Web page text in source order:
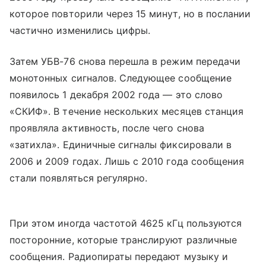
которое повторили через 15 минут, но в послании
частично изменились цифры.
Затем УБВ-76 снова перешла в режим передачи
монотонных сигналов. Следующее сообщение
появилось 1 декабря 2002 года — это слово
«СКИФ». В течение нескольких месяцев станция
проявляла активность, после чего снова
«затихла». Единичные сигналы фиксировали в
2006 и 2009 годах. Лишь с 2010 года сообщения
стали появляться регулярно.
При этом иногда частотой 4625 кГц пользуются
посторонние, которые транслируют различные
сообщения. Радиопираты передают музыку и